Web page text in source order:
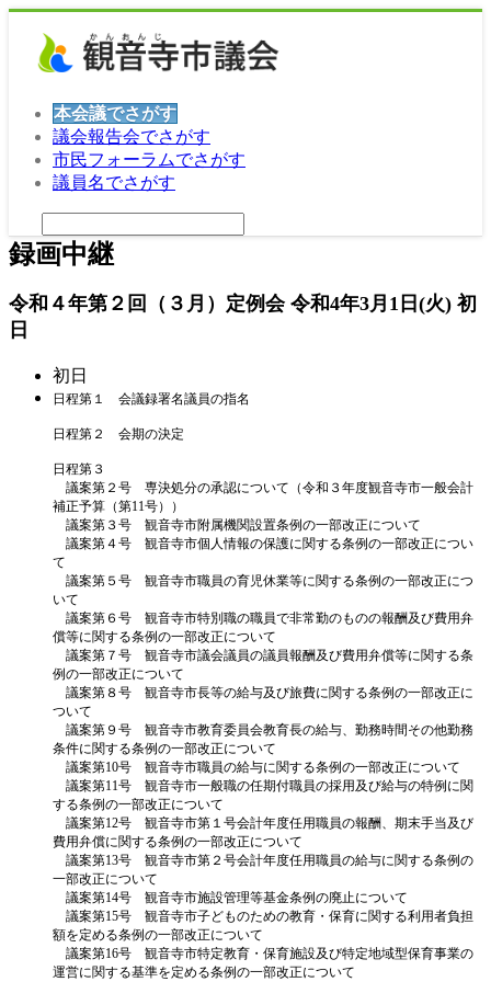
本会議でさがす
議会報告会でさがす
市民フォーラムでさがす
議員名でさがす
録画中継
令和４年第２回（３月）定例会 令和4年3月1日(火) 初
日
初日
日程第１ 会議録署名議員の指名
日程第２ 会期の決定
日程第３
議案第２号 専決処分の承認について（令和３年度観音寺市一般会計
補正予算（第11号））
議案第３号 観音寺市附属機関設置条例の一部改正について
議案第４号 観音寺市個人情報の保護に関する条例の一部改正につい
て
議案第５号 観音寺市職員の育児休業等に関する条例の一部改正につ
いて
議案第６号 観音寺市特別職の職員で非常勤のものの報酬及び費用弁
償等に関する条例の一部改正について
議案第７号 観音寺市議会議員の議員報酬及び費用弁償等に関する条
例の一部改正について
議案第８号 観音寺市長等の給与及び旅費に関する条例の一部改正に
ついて
議案第９号 観音寺市教育委員会教育長の給与、勤務時間その他勤務
条件に関する条例の一部改正について
議案第10号 観音寺市職員の給与に関する条例の一部改正について
議案第11号 観音寺市一般職の任期付職員の採用及び給与の特例に関
する条例の一部改正について
議案第12号 観音寺市第１号会計年度任用職員の報酬、期末手当及び
費用弁償に関する条例の一部改正について
議案第13号 観音寺市第２号会計年度任用職員の給与に関する条例の
一部改正について
議案第14号 観音寺市施設管理等基金条例の廃止について
議案第15号 観音寺市子どものための教育・保育に関する利用者負担
額を定める条例の一部改正について
議案第16号 観音寺市特定教育・保育施設及び特定地域型保育事業の
運営に関する基準を定める条例の一部改正について